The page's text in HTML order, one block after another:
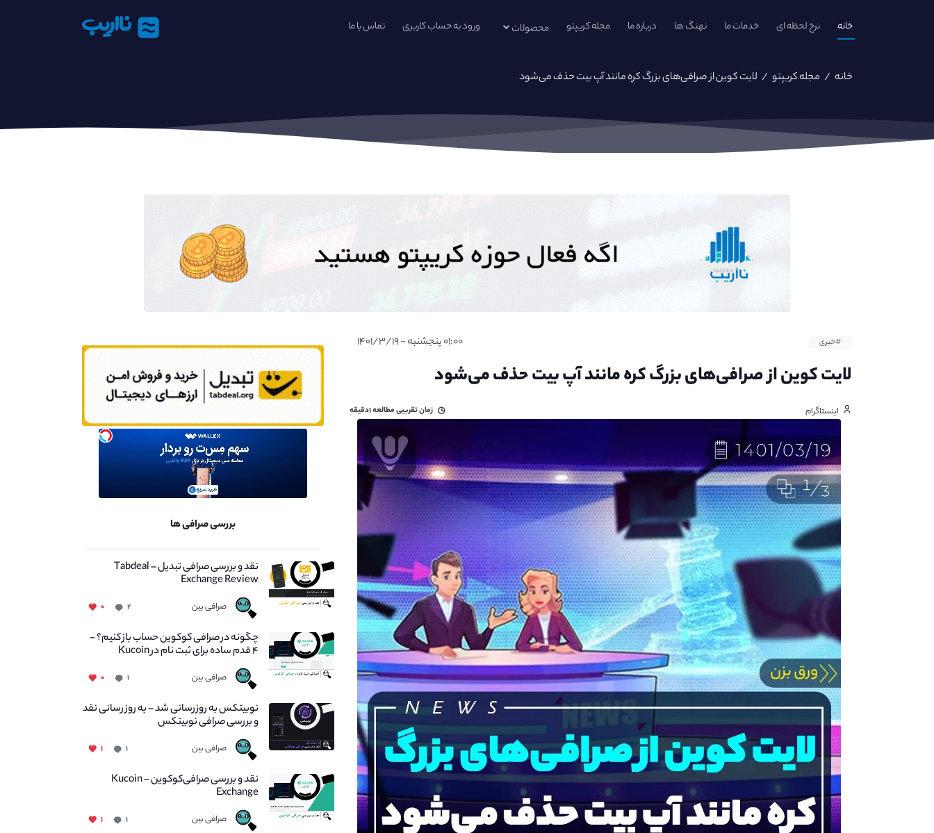
خانه نرخ لحظه ای خدمات ما نهنگ ها درباره ما مجله کریپتو محصولات ورود به حساب کاربری تماس با ما نااریب
خانه / مجله کریپتو / لایت کوین از صرافی‌های بزرگ کره مانند آپ بیت حذف می‌شود
#خبری ۰۱:۰۰ پنجشنبه - ۱۴۰۱/۳/۱۹
لایت کوین از صرافی‌های بزرگ کره مانند آپ بیت حذف می‌شود
اینستاگرام زمان تقریبی مطالعه۱دقیقه
بررسی صرافی ها
نقد و بررسی صرافی تبدیل – Tabdeal
Exchange Review
صرافی بین ۲ ۰
چگونه در صرافی کوکوین حساب باز کنیم؟ -
۴ قدم ساده برای ثبت نام در Kucoin
صرافی بین ۱ ۰
نوبیتکس به روزرسانی شد – به روز رسانی نقد
و بررسی صرافی نوبیتکس
صرافی بین ۱ ۱
نقد و بررسی صرافی‌کوکوین – Kucoin
Exchange
صرافی بین ۱ ۱